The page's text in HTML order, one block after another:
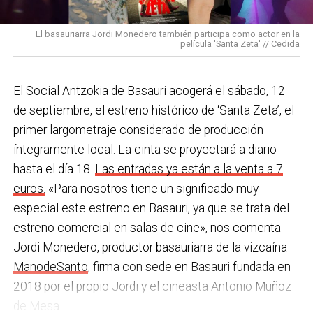
con programas de envejecimiento activo, actividades
en los centros de personas mayores e iniciativas para
combatir la brecha digital. Además, este año se ha
y, a principios del año que viene, se comenzarán a
prestar los servicios de atención diurna y viviendas
comunitarias.
En las últimas semanas la actualidad municipal ha
estado marcada por las investigaciones sobre
presuntas irregularidades urbanísticas . ¿Cómo
está afrontando el equipo de gobierno esta
situación y qué mensaje trasladarías a la
ciudadanía?Los hechos denunciados son graves y
nos corresponde aclarar si han existido irregularidades
con el mayor rigor y transparencia, así como
pulseras de aviso de temperatura pitando al unísono,
una acción que los sindicatos tachan de negligente y
contraria al propio plan de emergencias de la
Sin soluciones reales
Ante la falta de soluciones en las reuniones del
comité, los representantes de los trabajadores
advirtieron a la dirección con elevar los hechos a la
Inspección de Trabajo. Aunque inicialmente
percibieron un amago de cambio de actitud, la parte
social lamenta que las medidas adoptadas ante las
nuevas alertas meteorológicas han sido meramente
«testimoniales, esporádicas y centradas en
aparentar», sin llegar a aplicar soluciones reales ni
efectivas en los puestos de mayor exposición.
El basauriarra Jordi Monedero también participa como actor en la
película 'Santa Zeta' // Cedida
El Social Antzokia de Basauri acogerá el sábado, 12
de septiembre, el estreno histórico de ‘Santa Zeta’, el
primer largometraje considerado de producción
íntegramente local. La cinta se proyectará a diario
hasta el día 18. Las entradas ya están a la venta a 7
euros. «Para nosotros tiene un significado muy
especial este estreno en Basauri, ya que se trata del
estreno comercial en salas de cine», nos comenta
Jordi Monedero, productor basauriarra de la vizcaína
ManodeSanto, firma con sede en Basauri fundada en
2018 por el propio Jordi y el cineasta Antonio Muñoz
de Mesa.